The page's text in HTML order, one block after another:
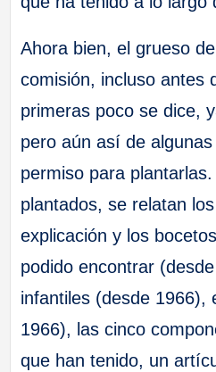
Ahora bien, el grueso
comisión, incluso antes
primeras poco se dice,
pero aún así de
permiso para
plantados, se relatan
explicación y los
podido encontrar
infantiles (desde 1966),
1966), las cinco
que han tenido, un